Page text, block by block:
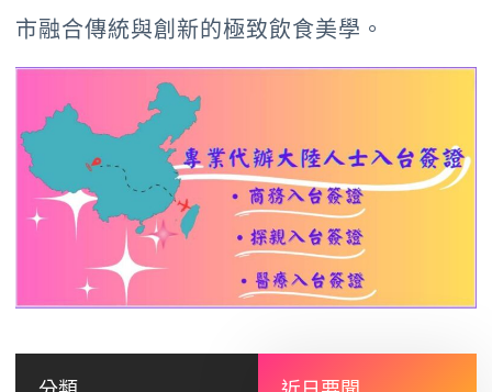
市融合傳統與創新的極致飲食美學。